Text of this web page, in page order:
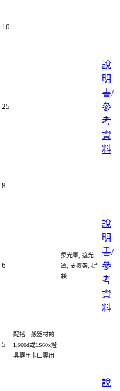
10
25
說
明
書/
參
考
資
料
8
6
柔光罩, 遮光
罩, 支撐架, 提
袋
說
明
書/
參
考
資
料
5
配搭一般器材的
LS60d或LS60x燈
具專用卡口專用
說